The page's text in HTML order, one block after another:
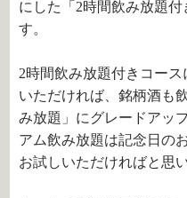
にした「 2時間飲み放題付
す。
2時間飲み放題付きコース
いただければ、銘柄酒も
み放題」にグレードアッ
アム飲み放題は記念日の
お試しいただければと思